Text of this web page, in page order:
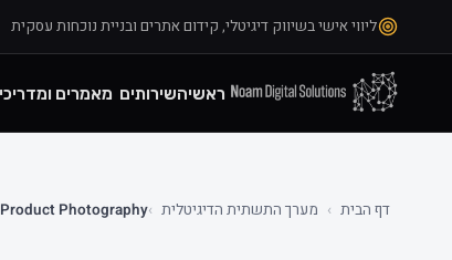
ליווי אישי בשיווק דיגיטלי, קידום אתרים ובניית נוכחות עסקית
ראשיהשירותים מאמרים
דף הבית › מערך התשתית הדיגיטלית ›Product Photography לחנות אונליין: השפעה על שיעור ההמרה